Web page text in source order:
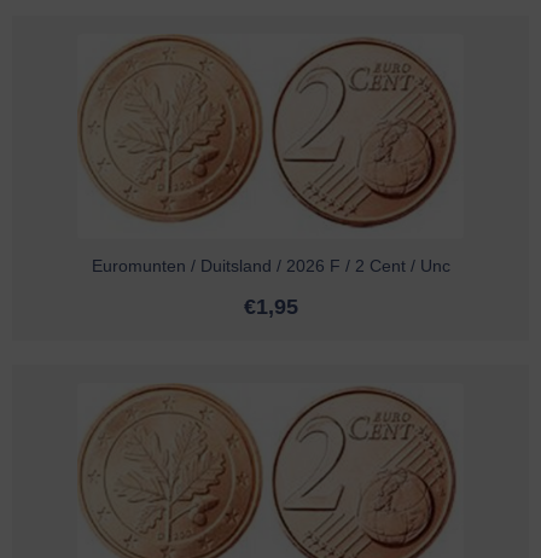
Euromunten / Duitsland / 2026 F / 2 Cent / Unc
€1,95